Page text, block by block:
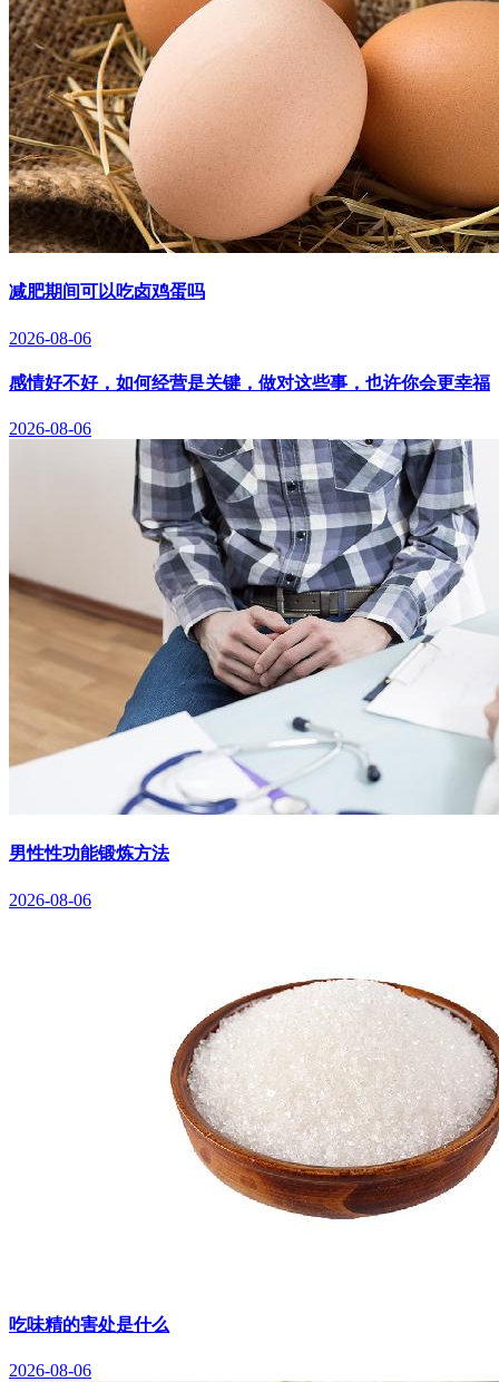
减肥期间可以吃卤鸡蛋吗
2026-08-06
感情好不好，如何经营是关键，做对这些事，也许你会更幸福
2026-08-06
男性性功能锻炼方法
2026-08-06
吃味精的害处是什么
2026-08-06